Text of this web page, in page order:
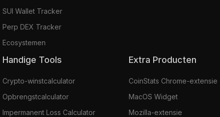
SUI Wallet Tracker
Perp DEX Tracker
Ecosystemen
Handige Tools
Crypto-winstcalculator
Opbrengstcalculator
Impermanent Loss Calculator
Extra Producten
CoinStats Chrome-extensie
MacOS Widget
Mozilla-extensie